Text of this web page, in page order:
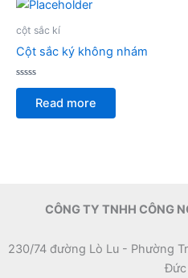
cột sắc kí
Cột sắc ký không nhám
Rated
of
Read more
CÔNG TY TNHH CÔNG
230/74 đường Lò Lu - Phường
Đức